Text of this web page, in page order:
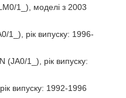
1_), моделі з 2003
1_), рік випуску: 1996-
(JA0/1_), рік випуску:
випуску: 1992-1996